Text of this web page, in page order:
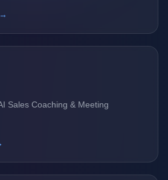
Sales Coaching & Meeting